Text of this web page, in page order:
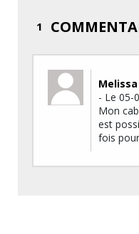
1
Melissa
- Le 05-
Mon
est
fois